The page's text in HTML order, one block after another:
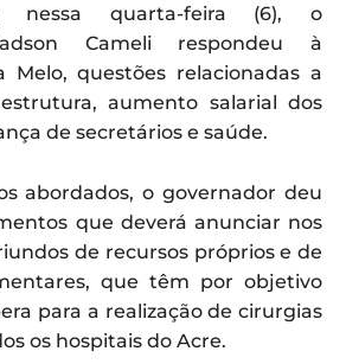
nessa quarta-feira (6), o
Cameli respondeu à
Melo, questões relacionadas a
aumento salarial dos
de secretários e saúde.
abordados, o governador deu
que deverá anunciar nos
de recursos próprios e de
que têm por objetivo
para a realização de cirurgias
os hospitais do Acre.